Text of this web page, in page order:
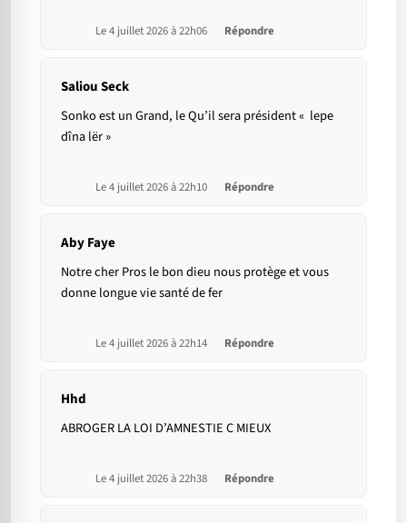
Le 4 juillet 2026 à 22h06 Répondre
Saliou Seck
Sonko est un Grand, le Qu’il sera président « lepe
dîna lër »
Le 4 juillet 2026 à 22h10 Répondre
Aby Faye
Notre cher Pros le bon dieu nous protège et vous
donne longue vie santé de fer
Le 4 juillet 2026 à 22h14 Répondre
Hhd
ABROGER LA LOI D’AMNESTIE C MIEUX
Le 4 juillet 2026 à 22h38 Répondre